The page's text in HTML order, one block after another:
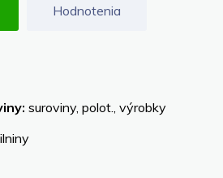
Hodnotenia
suroviny, polot., výrobky